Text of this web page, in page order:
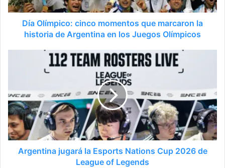
Día Olímpico: cinco momentos que marcaron la
historia de Argentina en los Juegos Olímpicos
Argentina jugará la Esports Nations Cup 2026 de
League of Legends